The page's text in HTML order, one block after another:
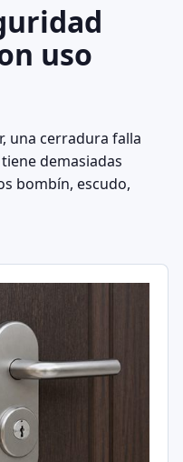
uso
una cerradura falla
demasiadas
bombín, escudo,